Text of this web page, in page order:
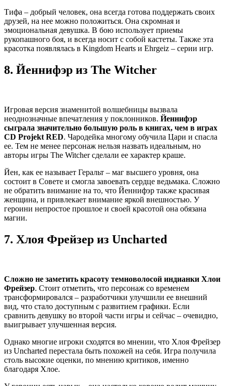
Тифа – добрый человек, она всегда готова поддержать своих
друзей, на нее можно положиться. Она скромная и
эмоциональная девушка. В бою использует приемы
рукопашного боя, и всегда носит с собой кастеты. Также эта
красотка появлялась в Kingdom Hearts и Ehrgeiz – серии игр.
8. Йеннифэр из The Witcher
Игровая версия знаменитой волшебницы вызвала
неоднозначные впечатления у поклонников. Йеннифэр
сыграла значительно большую роль в книгах, чем в играх
CD Projekt RED. Чародейка многому обучила Цари и спасла
ее. Тем не менее персонаж нельзя назвать идеальным, но
авторы игры The Witcher сделали ее характер краше.
Йен, как ее называет Геральт – маг высшего уровня, она
состоит в Совете и смогла завоевать сердце ведьмака. Сложно
не обратить внимание на то, что Йеннифэр также красивая
женщина, и привлекает внимание яркой внешностью. У
героини непростое прошлое и своей красотой она обязана
магии.
7. Хлоя Фрейзер из Uncharted
Сложно не заметить красоту темноволосой индианки Хлои
Фрейзер. Стоит отметить, что персонаж со временем
трансформировался – разработчики улучшили ее внешний
вид, что стало доступным с развитием графики. Если
сравнить девушку во второй части игры и сейчас – очевидно,
выигрывает улучшенная версия.
Однако многие игроки сходятся во мнении, что Хлоя Фрейзер
из Uncharted перестала быть похожей на себя. Игра получила
столь высокие оценки, по мнению критиков, именно
благодаря Хлое.